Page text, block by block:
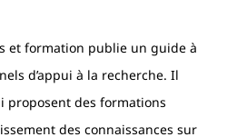
et formation publie un guide à
d’appui à la recherche. Il
proposent des formations
des connaissances sur